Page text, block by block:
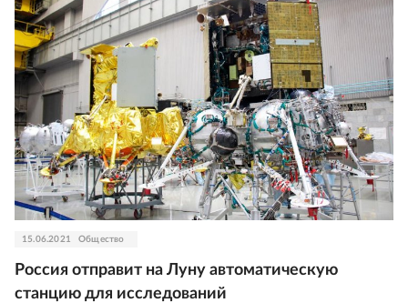
15.06.2021 Общество
Россия отправит на Луну автоматическую
станцию для исследований